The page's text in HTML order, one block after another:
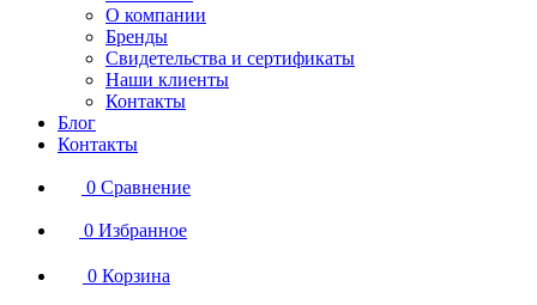
О компании
Бренды
Свидетельства и сертификаты
Наши клиенты
Контакты
Блог
Контакты
0 Сравнение
0 Избранное
0 Корзина